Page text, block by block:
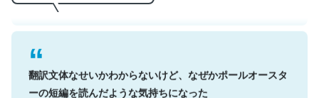
翻訳文体なせいかわからないけど、なぜかポールオースタ
ーの短編を読んだような気持ちになった